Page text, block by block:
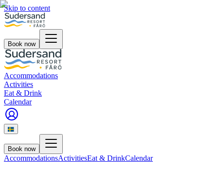
Skip to content
Book now
Accommodations
Activities
Eat & Drink
Calendar
Book now
AccommodationsActivitiesEat & DrinkCalendar